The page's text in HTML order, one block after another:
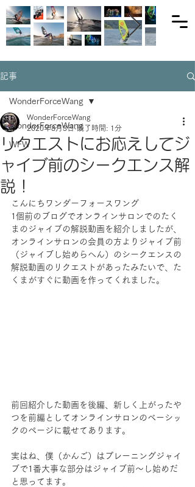
記事
WonderForceWang
WFW
WonderForceWang
リクエストにお応えしてジ
ャイブ前のシークエンス解
説！
WonderForceWang
2020年8月3日 読了時間: 1分
こんにちワンダーフォースワング
1個前のブログでオンラインサロンでのたく
まのジャイブの解説動画を紹介しましたが、
オンラインサロンの会員の方よりジャイブ前
（ジャイブし始めらへん）のシークエンスの
解説動画のリクエストがあったみたいで、た
くまがすぐに動画を作ってくれました。
前回紹介した動画を後編、新しく上がったや
つを前編としてオンラインサロンのベーシッ
クのページに載せてあります。
実はね、僕（かんご）はプレーニングジャイ
ブで1番大事な部分はジャイブ前〜し始めだ
と思ってます。